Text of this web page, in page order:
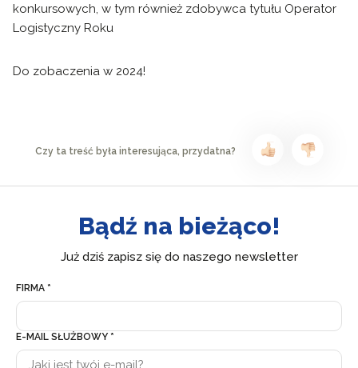
konkursowych, w tym również zdobywca tytułu Operator
Logistyczny Roku
Do zobaczenia w 2024!
Czy ta treść była interesująca, przydatna?
Bądź na bieżąco!
Już dziś zapisz się do naszego newsletter